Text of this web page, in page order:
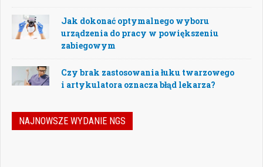
Jak dokonać optymalnego wyboru
urządzenia do pracy w powiększeniu
zabiegowym
Czy brak zastosowania łuku twarzowego
i artykulatora oznacza błąd lekarza?
NAJNOWSZE WYDANIE NGS